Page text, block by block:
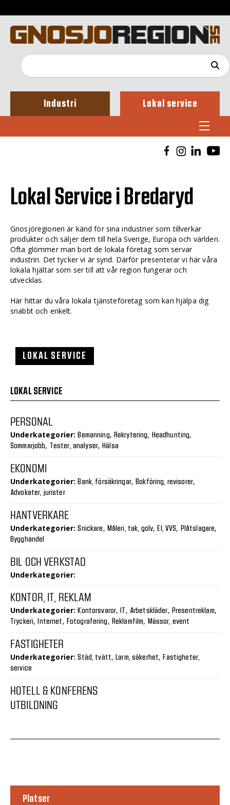
Industri Lokal service
Lokal Service i Bredaryd
Gnosjöregionen är känd för sina industrier som tillverkar
produkter och säljer dem till hela Sverige, Europa och världen.
Ofta glömmer man bort de lokala företag som servar
industrin. Det tycker vi är synd. Därför presenterar vi här våra
lokala hjältar som ser till att vår region fungerar och
utvecklas.
Här hittar du våra lokala tjänsteföretag som kan hjälpa dig
snabbt och enkelt.
LOKAL SERVICE
LOKAL SERVICE
PERSONAL
Underkategorier: Bemanning, Rekrytering, Headhunting,
Sommarjobb, Tester, analyser,Hälsa
EKONOMI
Underkategorier: Bank, försäkringar,Bokföring, revisorer,
Advokater, jurister
HANTVERKARE
Underkategorier: Snickare , Måleri, tak, golv,El, VVS, Plåtslagare,
Bygghandel
BIL OCH VERKSTAD
Underkategorier:
KONTOR, IT, REKLAM
Underkategorier: Kontorsvaror, , Arbetskläder, Presentreklam,
Tryckeri, Internet , Fotografering , Reklamfilm, Mässor, event
FASTIGHETER
Underkategorier: Städ, tvätt,Larm, säkerhet,Fastigheter,
service
HOTELL & KONFERENS
UTBILDNING
Platser